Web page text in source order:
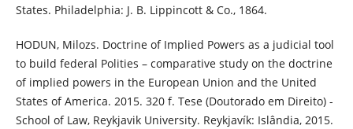
States. Philadelphia: J. B. Lippincott & Co., 1864.
HODUN, Milozs. Doctrine of Implied Powers as a judicial tool
to build federal Polities – comparative study on the doctrine
of implied powers in the European Union and the United
States of America. 2015. 320 f. Tese (Doutorado em Direito) -
School of Law, Reykjavik University. Reykjavík: Islândia, 2015.